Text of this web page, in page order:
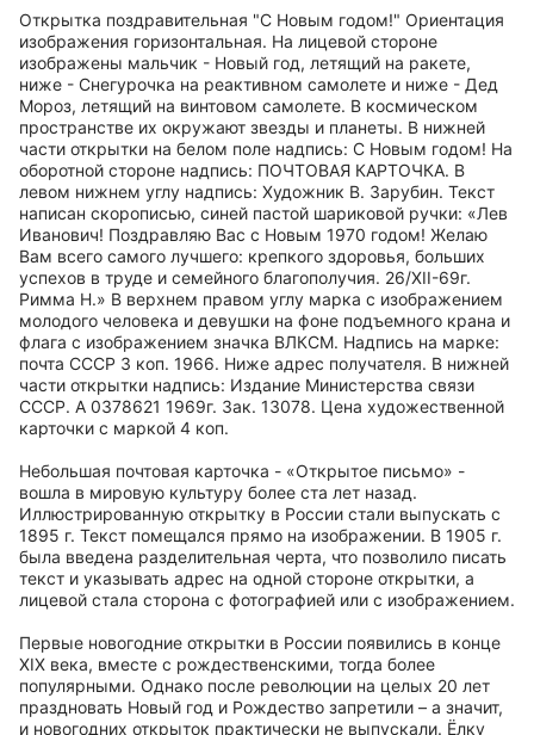
Открытка поздравительная "С Новым годом!" Ориентация
изображения горизонтальная. На лицевой стороне
изображены мальчик - Новый год, летящий на ракете,
ниже - Снегурочка на реактивном самолете и ниже - Дед
Мороз, летящий на винтовом самолете. В космическом
пространстве их окружают звезды и планеты. В нижней
части открытки на белом поле надпись: С Новым годом! На
оборотной стороне надпись: ПОЧТОВАЯ КАРТОЧКА. В
левом нижнем углу надпись: Художник В. Зарубин. Текст
написан скорописью, синей пастой шариковой ручки: «Лев
Иванович! Поздравляю Вас с Новым 1970 годом! Желаю
Вам всего самого лучшего: крепкого здоровья, больших
успехов в труде и семейного благополучия. 26/XII-69г.
Римма Н.» В верхнем правом углу марка с изображением
молодого человека и девушки на фоне подъемного крана и
флага с изображением значка ВЛКСМ. Надпись на марке:
почта СССР 3 коп. 1966. Ниже адрес получателя. В нижней
части открытки надпись: Издание Министерства связи
СССР. А 0378621 1969г. Зак. 13078. Цена художественной
карточки с маркой 4 коп.
Небольшая почтовая карточка - «Открытое письмо» -
вошла в мировую культуру более ста лет назад.
Иллюстрированную открытку в России стали выпускать с
1895 г. Текст помещался прямо на изображении. В 1905 г.
была введена разделительная черта, что позволило писать
текст и указывать адрес на одной стороне открытки, а
лицевой стала сторона с фотографией или с изображением.
Первые новогодние открытки в России появились в конце
XIX века, вместе с рождественскими, тогда более
популярными. Однако после революции на целых 20 лет
праздновать Новый год и Рождество запретили – а значит,
и новогодних открыток практически не выпускали. Ёлку